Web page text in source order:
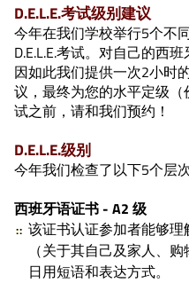
D.E.L.E.考试级别建议
今年在我们学校举行5个不
D.E.L.E.考试。对自己的西
因如此我们提供一次2小时
议，最终为您的水平定级
试之前，请和我们预约！
D.E.L.E.级别
今年我们检查了以下5个层
西班牙语证书 - A2 级
该证书认证参加者能够
（关于其自己及家人、
日用短语和表达方式。